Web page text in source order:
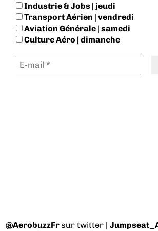
Industrie & Jobs | jeudi
Transport Aérien | vendredi
Aviation Générale | samedi
Culture Aéro | dimanche
@AerobuzzFrsur twitter |